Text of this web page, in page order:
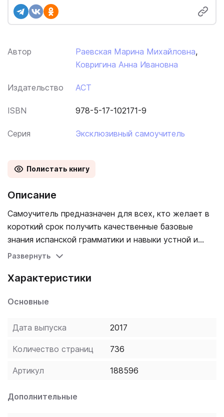
Автор Раевская Марина Михайловна,
Ковригина Анна Ивановна
Издательство АСТ
ISBN 978-5-17-102171-9
Серия Эксклюзивный самоучитель
Полистать книгу
Описание
Самоучитель предназначен для всех, кто желает в
короткий срок получить качественные базовые
знания испанской грамматики и навыки устной и
письменной речи. Книга состоит из 20 уроков,
В каждом уроке вы найдете интересные тексты,
страноведческую информацию. В конце книги даны
книге, охватывает широкий круг тем, актуальных
для современной аудитории. Самоучитель позволит
быстро освоить лексическую и грамматическую
базу уровней A1-A2-B-1 общеевропейской системы
кто изучает испанский язык в вузе, на курсах или
Развернуть
Характеристики
Основные
Дата выпуска 2017
Количество страниц 736
Артикул 188596
Дополнительные